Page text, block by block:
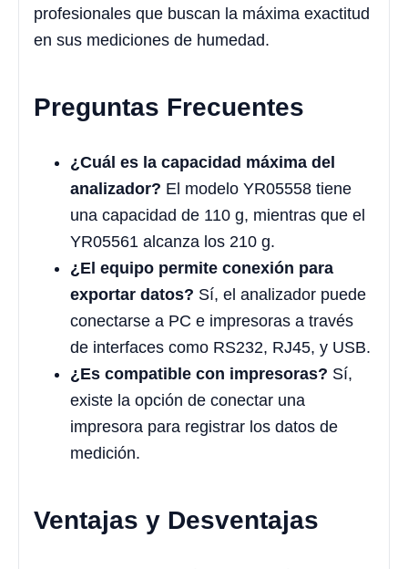
profesionales que buscan la máxima exactitud
en sus mediciones de humedad.
Preguntas Frecuentes
¿Cuál es la capacidad máxima del
analizador? El modelo YR05558 tiene
una capacidad de 110 g, mientras que el
YR05561 alcanza los 210 g.
¿El equipo permite conexión para
exportar datos? Sí, el analizador puede
conectarse a PC e impresoras a través
de interfaces como RS232, RJ45, y USB.
¿Es compatible con impresoras? Sí,
existe la opción de conectar una
impresora para registrar los datos de
medición.
Ventajas y Desventajas